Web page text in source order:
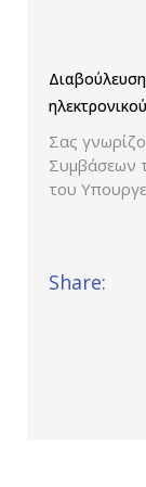
Σας
Συμβάσεων
του
Share: